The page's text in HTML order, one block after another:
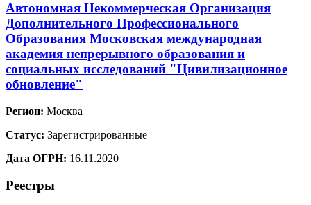
Автономная Некоммерческая Организация
Дополнительного Профессионального
Образования Московская международная
академия непрерывного образования и
социальных исследований "Цивилизационное
обновление"
Регион: Москва
Статус: Зарегистрированные
Дата ОГРН: 16.11.2020
Реестры